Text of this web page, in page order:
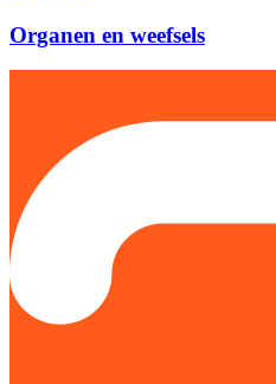
Organen en weefsels